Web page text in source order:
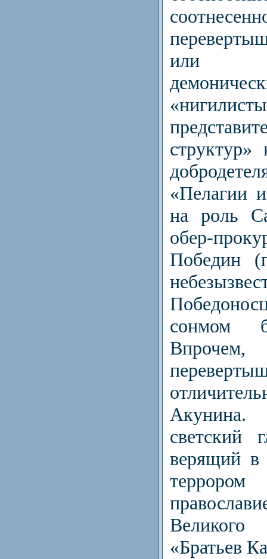
или
структур»
«Пелагии
на роль
обер-
Победин
сонмом
светский
верящий в
Великого
«Братьев